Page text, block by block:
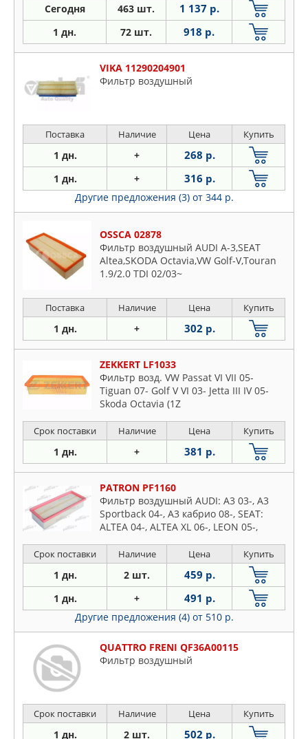
Сегодня 463 шт. 1 137 р.
1 дн. 72 шт. 918 р.
VIKA 11290204901
Фильтр воздушный
Поставка Наличие Цена Купить
1 дн. + 268 р.
1 дн. + 316 р.
Другие предложения (3) от 344 р.
OSSCA 02878
Фильтр воздушный AUDI A-3,SEAT
Altea,SKODA Octavia,VW Golf-V,Touran
1.9/2.0 TDI 02/03~
Поставка Наличие Цена Купить
1 дн. + 302 р.
ZEKKERT LF1033
Фильтр возд. VW Passat VI VII 05-
Tiguan 07- Golf V VI 03- Jetta III IV 05-
Skoda Octavia (1Z
Срок поставки Наличие Цена Купить
1 дн. + 381 р.
PATRON PF1160
Фильтр воздушный AUDI: A3 03-, A3
Sportback 04-, A3 кабрио 08-, SEAT:
ALTEA 04-, ALTEA XL 06-, LEON 05-,
Срок поставки Наличие Цена Купить
1 дн. 2 шт. 459 р.
1 дн. + 491 р.
Другие предложения (4) от 510 р.
QUATTRO FRENI QF36A00115
Фильтр воздушный
Срок поставки Наличие Цена Купить
1 дн. 2 шт. 502 р.